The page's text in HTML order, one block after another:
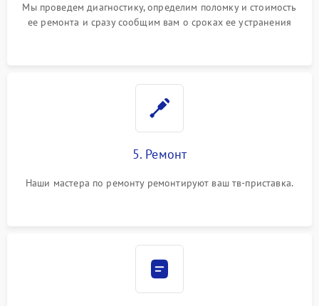
Мы проведем диагностику, определим поломку и стоимость
ее ремонта и сразу сообщим вам о сроках ее устранения
5. Ремонт
Наши мастера по ремонту ремонтируют ваш тв-приставка.